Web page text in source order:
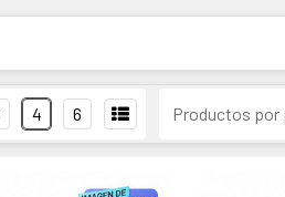
Productos por
4 6